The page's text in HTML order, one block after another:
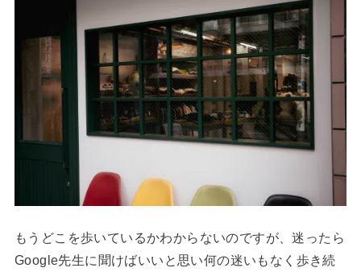
もうどこを歩いているかわからないのですが、迷ったら
Google先生に聞けばいいと思い何の迷いもなく歩き続